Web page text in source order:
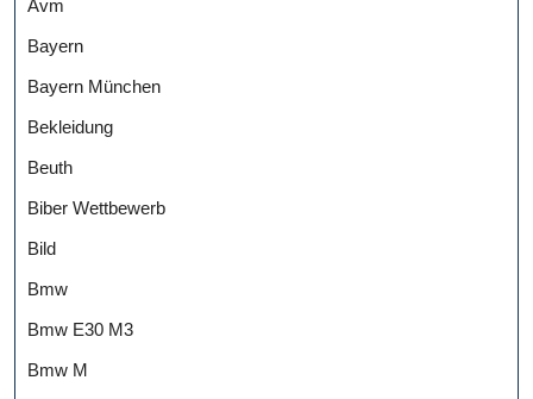
Avm
Bayern
Bayern München
Bekleidung
Beuth
Biber Wettbewerb
Bild
Bmw
Bmw E30 M3
Bmw M